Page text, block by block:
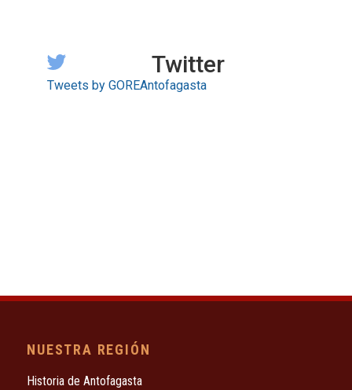
Twitter
Tweets by GOREAntofagasta
NUESTRA REGIÓN
Historia de Antofagasta